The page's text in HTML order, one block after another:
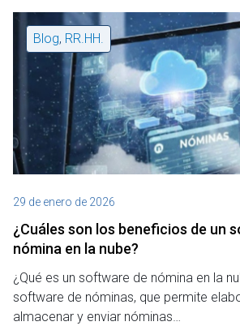
Blog, RR.HH.
29 de enero de 2026
¿Cuáles son los beneficios de un
nómina en la nube?
¿Qué es un software de nómina en la
software de nóminas, que permite
almacenar y enviar nóminas…